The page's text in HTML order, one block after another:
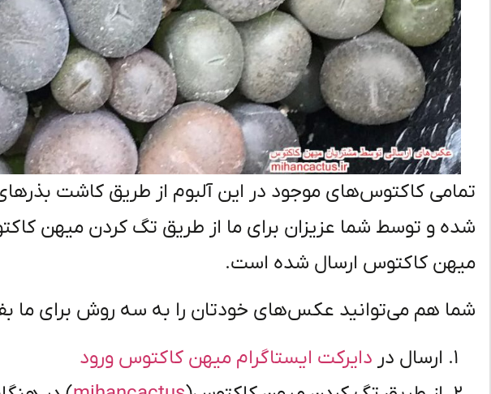
تمامی کاکتوس‌های موجود در این آلبوم از طریق کاشت
شده‌ و توسط شما عزیزان برای ما از طریق تگ کردن میهن
میهن کاکتوس ارسال شده است.
شما هم می‌توانید عکس‌های خودتان را به سه روش برای ما
ارسال در دایرکت ایستاگرام میهن کاکتوس ورود